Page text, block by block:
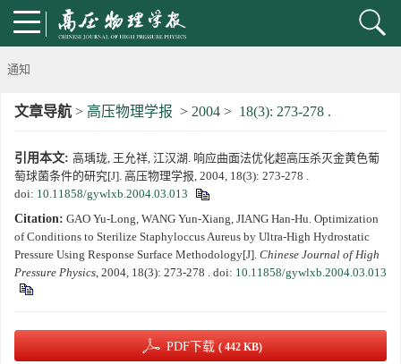
通知
《高压物理学报》第三届青年编委会招募启事
第五届高压科学卓越青年学者评选通知
2024年上海光源同步辐射大压机实验技术培训班通知
《高压物理学报》将于2025年1月由双月刊变更为月刊
动载下材料物性机器学习与高通量研究专刊征稿启事
文章导航 > 高压物理学报 > 2004 > 18(3): 273-278 .
引用本文: 高瑀珑, 王允祥, 江汉湖. 响应曲面法优化超高压杀灭金黄色葡
萄球菌条件的研究[J]. 高压物理学报, 2004, 18(3): 273-278 .
doi: 10.11858/gywlxb.2004.03.013
Citation: GAO Yu-Long, WANG Yun-Xiang, JIANG Han-Hu. Optimization
of Conditions to Sterilize Staphyloccus Aureus by Ultra-High Hydrostatic
Pressure Using Response Surface Methodology[J]. Chinese Journal of High
Pressure Physics, 2004, 18(3): 273-278 . doi: 10.11858/gywlxb.2004.03.013
PDF下载 ( 442 KB)